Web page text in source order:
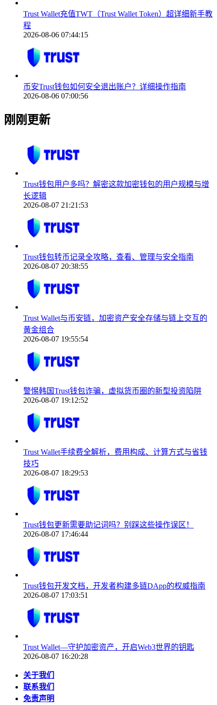
Trust Wallet充值TWT（Trust Wallet Token）超详细新手教
程
2026-08-06 07:44:15
币安Trust钱包如何安全退出账户？详细操作指南
2026-08-06 07:00:56
刚刚更新
Trust钱包用户多吗？解密这款加密钱包的用户规模与增
长逻辑
2026-08-07 21:21:53
Trust钱包转币记录全攻略，查看、管理与安全指南
2026-08-07 20:38:55
Trust Wallet与币安链，加密资产安全存储与链上交互的
黄金组合
2026-08-07 19:55:54
警惕韩国Trust钱包诈骗，虚拟货币圈的新型投资陷阱
2026-08-07 19:12:52
Trust Wallet手续费全解析，费用构成、计算方式与省钱
技巧
2026-08-07 18:29:53
Trust钱包更新需要助记词吗？别踩这些操作误区！
2026-08-07 17:46:44
Trust钱包开发文档，开发者构建多链DApp的权威指南
2026-08-07 17:03:51
Trust Wallet—守护加密资产，开启Web3世界的钥匙
2026-08-07 16:20:28
关于我们
联系我们
免责声明